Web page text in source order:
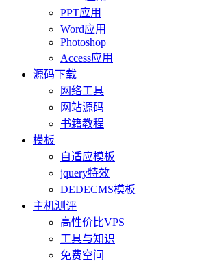
PPT应用
Word应用
Photoshop
Access应用
源码下载
网络工具
网站源码
书籍教程
模板
自适应模板
jquery特效
DEDECMS模板
主机测评
高性价比VPS
工具与知识
免费空间